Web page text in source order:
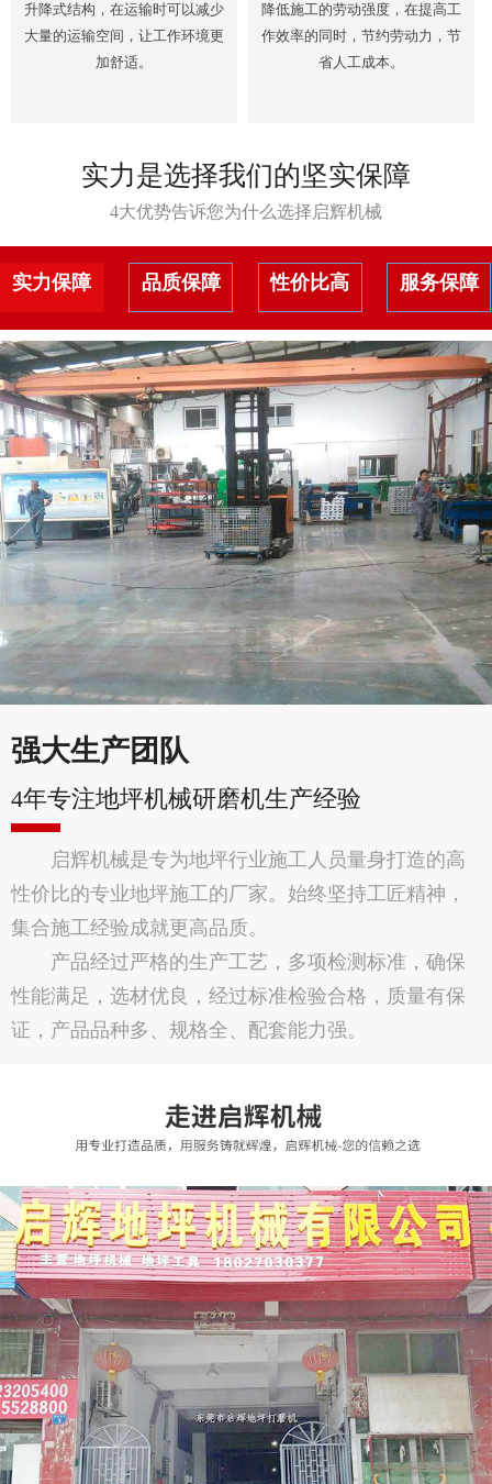
升降式结构，在运输时可以减少
大量的运输空间，让工作环境更
加舒适。
降低施工的劳动强度，在提高工
作效率的同时，节约劳动力，节
省人工成本。
实力是选择我们的坚实保障
4大优势告诉您为什么选择启辉机械
实力保障 品质保障 性价比高 服务保障
强大生产团队
4年专注地坪机械研磨机生产经验
启辉机械是专为地坪行业施工人员量身打造的高
性价比的专业地坪施工的厂家。始终坚持工匠精神，
集合施工经验成就更高品质。
产品经过严格的生产工艺，多项检测标准，确保
性能满足，选材优良，经过标准检验合格，质量有保
证，产品品种多、规格全、配套能力强。